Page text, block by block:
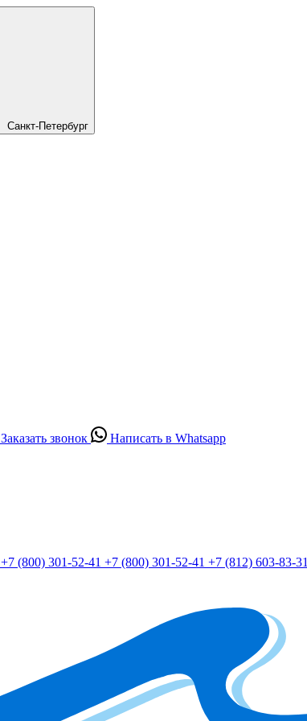
Санкт-Петербург
Заказать звонок Написать в Whatsapp
+7 (800) 301-52-41 +7 (800) 301-52-41 +7 (812) 603-83-31